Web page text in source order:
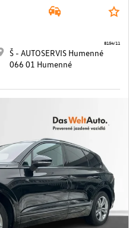
Š - AUTOSERVIS Humenné
066 01 Humenné
8154/11